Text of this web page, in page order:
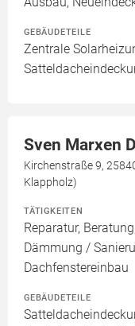
GEBÄUDETEILE
Zentrale
Sven Marxen
Kirchenstraße 9,
Klappholz)
TÄTIGKEITEN
Reparatur,
Dämmung /
Dachfenstereinbau
GEBÄUDETEILE